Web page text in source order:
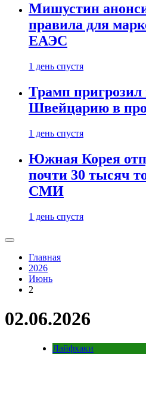
Мишустин
правила для
ЕАЭС
1 день спустя
Трамп пригрозил
Швейцарию в
1 день спустя
Южная Корея
почти 30 тысяч
СМИ
1 день спустя
Главная
2026
Июнь
2
02.06.2026
Лайфхаки